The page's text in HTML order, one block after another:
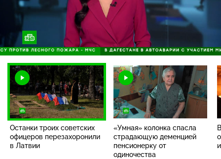
/
Загрузка:
98.79%
Останки троих советских
офицеров перезахоронили
в Латвии
«Умная» колонка спасла
страдающую деменцией
пенсионерку от
одиночества